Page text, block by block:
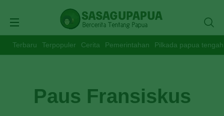
Terbaru Terpopuler Cerita Pemerintahan Pilkada papua tengah
Paus Fransiskus